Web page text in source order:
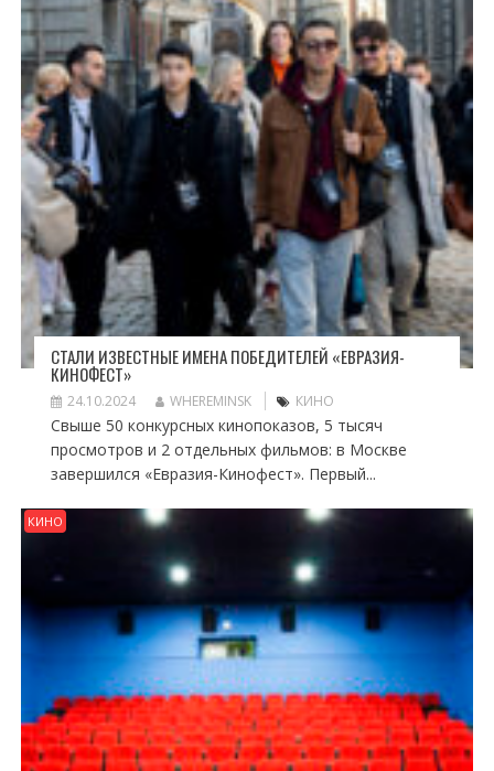
СТАЛИ ИЗВЕСТНЫЕ ИМЕНА ПОБЕДИТЕЛЕЙ «ЕВРАЗИЯ-
КИНОФЕСТ»
24.10.2024 WHEREMINSK КИНО
Свыше 50 конкурсных кинопоказов, 5 тысяч
просмотров и 2 отдельных фильмов: в Москве
завершился «Евразия-Кинофест». Первый...
КИНО